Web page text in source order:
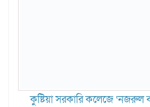
কুষ্টিয়া সরকারি কলেজে